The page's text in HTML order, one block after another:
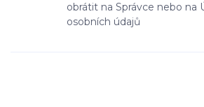
obrátit na Správce nebo na
osobních údajů